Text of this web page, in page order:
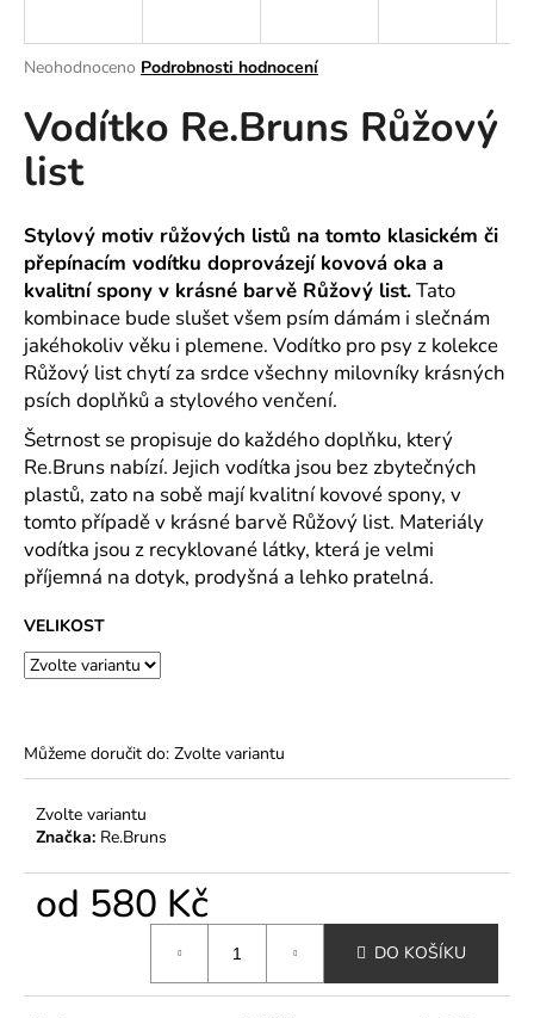
Průměrné
produktu
je
0,0
z
hvězdiček.
Neohodnoceno Podrobnosti hodnocení
Vodítko Re.Bruns Růžový
list
Stylový motiv růžových listů na tomto klasickém či
přepínacím vodítku doprovázejí kovová oka a
kvalitní spony v krásné barvě Růžový list.Tato
kombinace bude slušet všem psím dámám i slečnám
jakéhokoliv věku i plemene. Vodítko pro psy z kolekce
Růžový list chytí za srdce všechny milovníky krásných
psích doplňků a stylového venčení.
Šetrnost se propisuje do každého doplňku, který
Re.Bruns nabízí. Jejich vodítka jsou bez zbytečných
plastů, zato na sobě mají kvalitní kovové spony, v
tomto případě v krásné barvě Růžový list. Materiály
vodítka jsou z recyklované látky, která je velmi
příjemná na dotyk, prodyšná a lehko pratelná.
VELIKOST
Můžeme doručit do: Zvolte variantu
Zvolte variantu
Značka: Re.Bruns
od 580 Kč
DO KOŠÍKU
j
t
?
HLEDAT
D
o
p
o
r
u
č
u
j
e
e
ZATEPLENÁ
VESTA
EDITION
DOGS
ČERVENÁ
490